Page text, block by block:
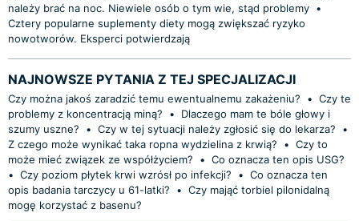
należy brać na noc. Niewiele osób o tym wie, stąd problemy •
Cztery popularne suplementy diety mogą zwiększać ryzyko
nowotworów. Eksperci potwierdzają
NAJNOWSZE PYTANIA Z TEJ SPECJALIZACJI
Czy można jakoś zaradzić temu ewentualnemu zakażeniu? • Czy te
problemy z koncentracją miną?
•
Dlaczego mam te bóle głowy i
szumy uszne?
• Czy w tej sytuacji należy zgłosić się do lekarza?
•
Z czego może wynikać taka ropna wydzielina z krwią?
• Czy to
może mieć związek ze współżyciem?
• Co oznacza ten opis USG?
• Czy poziom płytek krwi wzrósł po infekcji? • Co oznacza ten
opis badania tarczycy u 61-latki?
• Czy mająć torbiel pilonidalną
mogę korzystać z basenu?